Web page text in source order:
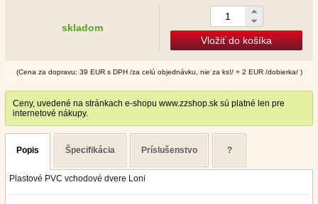
skladom
Vložiť do košíka
(Cena za dopravu: 39 EUR s DPH /za celú objednávku, nie za ks!/ + 2 EUR /dobierka/ )
Ceny, uvedené na stránkach e-shopu www.zzshop.sk sú platné len pre
internetové nákupy.
Popis Špecifikácia Príslušenstvo ?
Plastové PVC vchodové dvere Loni